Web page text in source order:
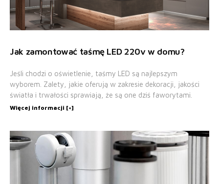
Jak zamontować taśmę LED 220v w domu?
Jeśli chodzi o oświetlenie, taśmy LED są najlepszym
wyborem. Zalety, jakie oferują w zakresie dekoracji, jakości
światła i trwałości sprawiają, że są one dziś faworytami.
Więcej informacji [+]